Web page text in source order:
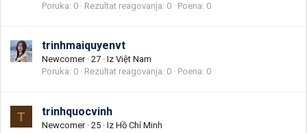
Poruka 0 Rezultat reagovanja 0 Poena 0
trinhmaiquyenvt
Newcomer · 27 · Iz Việt Nam
Poruka 0 Rezultat reagovanja 0 Poena 0
T trinhquocvinh
Newcomer · 25 · Iz Hồ Chí Minh